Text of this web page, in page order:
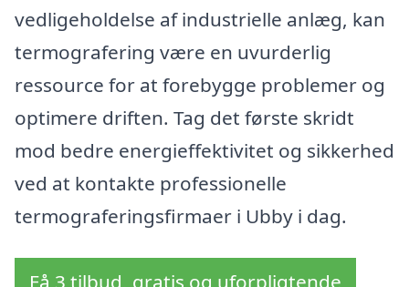
vedligeholdelse af industrielle anlæg, kan
termografering være en uvurderlig
ressource for at forebygge problemer og
optimere driften. Tag det første skridt
mod bedre energieffektivitet og sikkerhed
ved at kontakte professionelle
termograferingsfirmaer i Ubby i dag.
Få 3 tilbud, gratis og uforpligtende